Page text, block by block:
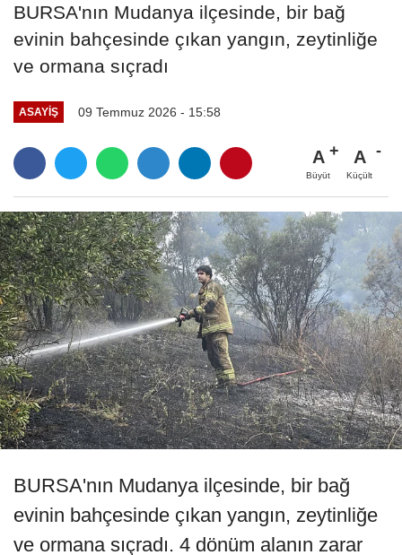
BURSA'nın Mudanya ilçesinde, bir bağ
evinin bahçesinde çıkan yangın, zeytinliğe
ve ormana sıçradı
ASAYIŞ 09 Temmuz 2026 - 15:58
A
Büyüt
A
Küçült
BURSA'nın Mudanya ilçesinde, bir bağ
evinin bahçesinde çıkan yangın, zeytinliğe
ve ormana sıçradı. 4 dönüm alanın zarar